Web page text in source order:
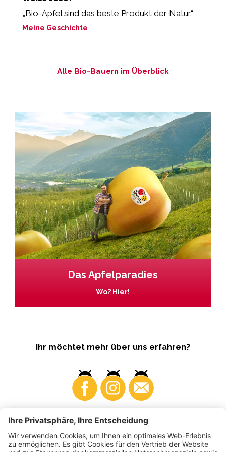
„Bio-Äpfel sind das beste Produkt der Natur.“
Meine Geschichte
Alle Bio-Bauern im Überblick
Das Apfelparadies
Wo? Hier!
Ihr möchtet mehr über uns erfahren?
Business Produzenten